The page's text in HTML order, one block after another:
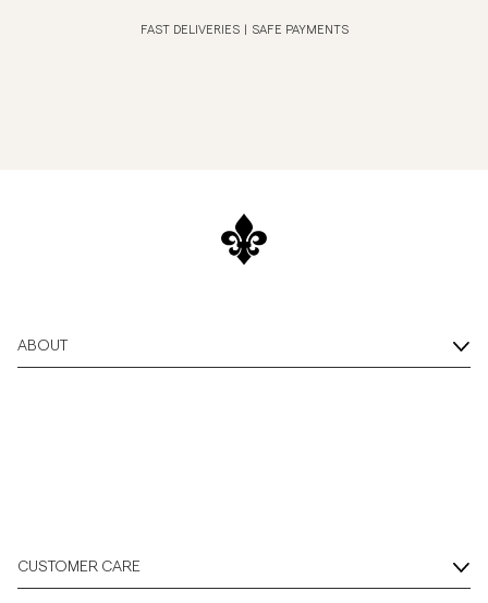
FAST DELIVERIES SAFE PAYMENTS
ABOUT
CUSTOMER CARE